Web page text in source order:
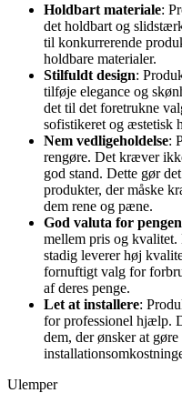
Holdbart materiale:
det holdbart og
til konkurrerende
holdbare materialer.
Stilfuldt design:
tilføje elegance og
det til det foretrukne
sofistikeret og æstetisk
Nem vedligeholdelse:
rengøre. Det kræver
god stand. Dette gør
produkter, der måske
dem rene og pæne.
God valuta for
mellem pris og
stadig leverer høj
fornuftigt valg for
af deres penge.
Let at installere:
for professionel hjælp.
dem, der ønsker at
Ulemper